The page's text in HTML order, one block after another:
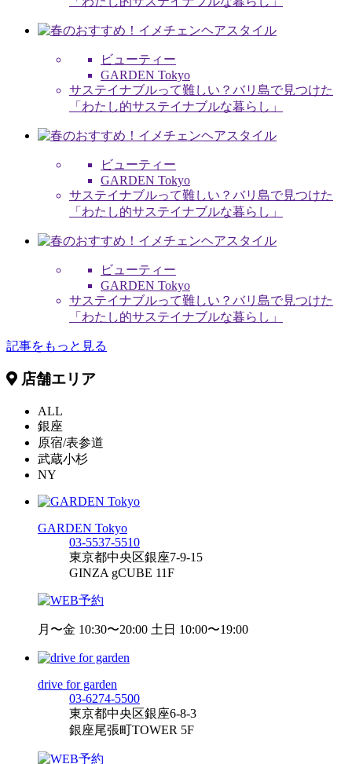
ビューティー
GARDEN Tokyo
サステイナブルって難しい？バリ島で見つけた
「わたし的サステイナブルな暮らし」
ビューティー
GARDEN Tokyo
サステイナブルって難しい？バリ島で見つけた
「わたし的サステイナブルな暮らし」
ビューティー
GARDEN Tokyo
サステイナブルって難しい？バリ島で見つけた
「わたし的サステイナブルな暮らし」
記事をもっと見る
店舗エリア
ALL
銀座
原宿/表参道
武蔵小杉
NY
GARDEN Tokyo
03-5537-5510
東京都中央区銀座7-9-15
GINZA gCUBE 11F
月〜金 10:30〜20:00 土日 10:00〜19:00
drive for garden
03-6274-5500
東京都中央区銀座6-8-3
銀座尾張町TOWER 5F